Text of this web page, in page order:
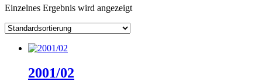
Einzelnes Ergebnis wird angezeigt
2001/02